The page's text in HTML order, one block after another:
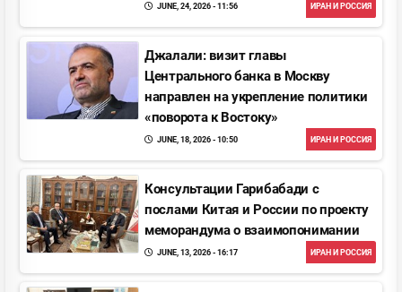
JUNE, 24, 2026 - 11:56 ИРАН И РОССИЯ
Джалали: визит главы
Центрального банка в Москву
направлен на укрепление политики
«поворота к Востоку»
JUNE, 18, 2026 - 10:50 ИРАН И РОССИЯ
Консультации Гарибабади с
послами Китая и Pоссии по проекту
меморандума о взаимопонимании
JUNE, 13, 2026 - 16:17 ИРАН И РОССИЯ